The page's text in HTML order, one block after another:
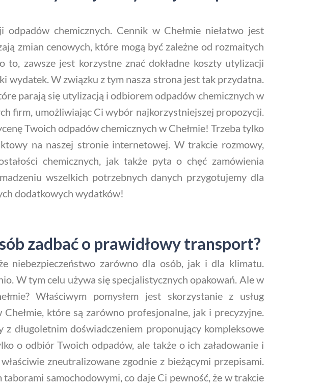
chemicznych. Cennik w Chełmie niełatwo jest
zmian cenowych, które mogą być zależne od rozmaitych
zawsze jest korzystne znać dokładne koszty utylizacji
wydatek. W związku z tym nasza strona jest tak przydatna.
parają się utylizacją i odbiorem odpadów chemicznych w
firm, umożliwiając Ci wybór najkorzystniejszej propozycji.
Twoich odpadów chemicznych w Chełmie! Trzeba tylko
na naszej stronie internetowej. W trakcie rozmowy,
chemicznych, jak także pyta o chęć zamówienia
wszelkich potrzebnych danych przygotujemy dla
dodatkowych wydatków!
zadbać o prawidłowy transport?
niebezpieczeństwo zarówno dla osób, jak i dla klimatu.
W tym celu używa się specjalistycznych opakowań. Ale w
Właściwym pomysłem jest skorzystanie z usług
które są zarówno profesjonalne, jak i precyzyjne.
długoletnim doświadczeniem proponujący kompleksowe
o odbiór Twoich odpadów, ale także o ich załadowanie i
zneutralizowane zgodnie z bieżącymi przepisami.
samochodowymi, co daje Ci pewność, że w trakcie